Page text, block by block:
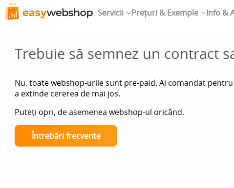
Servicii Prețuri & Exemple Info &
Trebuie să semnez un contract
Nu, toate webshop-urile sunt pre-paid. Ai comandat
a extinde cererea de mai jos.
Puteți opri, de asemenea webshop-ul oricând.
Întrebări frecvente